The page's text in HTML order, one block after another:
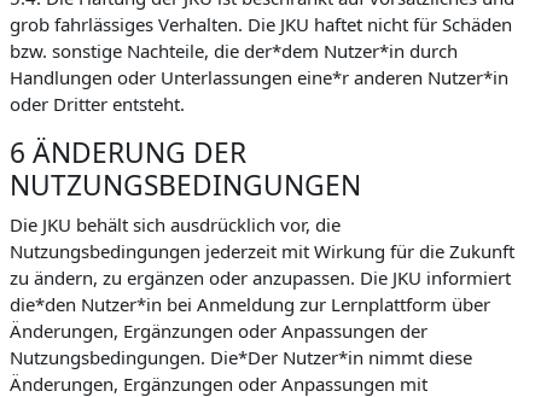
grob fahrlässiges Verhalten. Die JKU haftet nicht für Schäden
bzw. sonstige Nachteile, die der*dem Nutzer*in durch
Handlungen oder Unterlassungen eine*r anderen Nutzer*in
oder Dritter entsteht.
6 ÄNDERUNG DER
NUTZUNGSBEDINGUNGEN
Die JKU behält sich ausdrücklich vor, die
Nutzungsbedingungen jederzeit mit Wirkung für die Zukunft
zu ändern, zu ergänzen oder anzupassen. Die JKU informiert
die*den Nutzer*in bei Anmeldung zur Lernplattform über
Änderungen, Ergänzungen oder Anpassungen der
Nutzungsbedingungen. Die*Der Nutzer*in nimmt diese
Änderungen, Ergänzungen oder Anpassungen mit